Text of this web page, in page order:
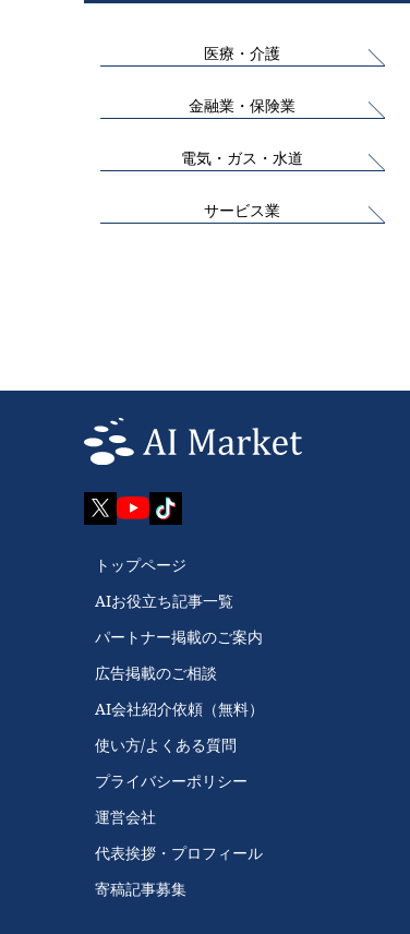
医療・介護
金融業・保険業
電気・ガス・水道
サービス業
トップページ
AIお役立ち記事一覧
パートナー掲載のご案内
広告掲載のご相談
AI会社紹介依頼（無料）
使い方/よくある質問
プライバシーポリシー
運営会社
代表挨拶・プロフィール
寄稿記事募集